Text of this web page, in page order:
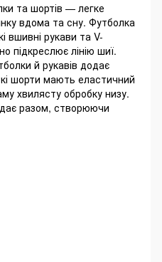
та шортів — легке
вдома та сну. Футболка
вшивні рукави та V-
підкреслює лінію шиї.
й рукавів додає
шорти мають еластичний
хвилясту обробку низу.
разом, створюючи